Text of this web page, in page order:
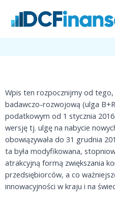
treści
28 listopada, 2021Ulga B+R
Ulga B+R jako podatkowe
Wpis ten rozpocznijmy od tego,
badawczo-rozwojową (ulga
podatkowym od 1 stycznia
wersję tj. ulgę na nabycie
obowiązywała do 31 grudnia
ta była modyfikowana,
atrakcyjną formą zwiększania
przedsiębiorców, a co
innowacyjności w kraju i na